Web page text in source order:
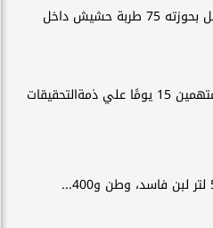
ضبط عاطل بحوزته 75 طربة حشيش داخل
حبس 3 متهمين 15 يومًا علي ذمةالتحقيقات